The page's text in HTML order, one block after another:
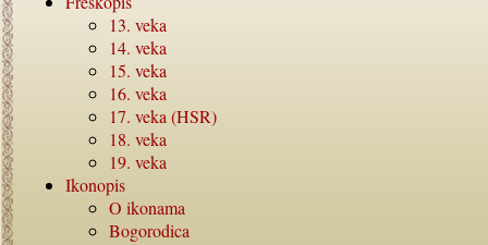
13. veka
14. veka
15. veka
16. veka
17. veka (HSR)
18. veka
19. veka
Ikonopis
O ikonama
Bogorodica